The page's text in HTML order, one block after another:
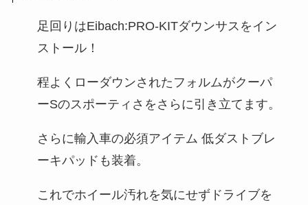
足回りはEibach:PRO-KITダウンサスをイン
ストール！
程よくローダウンされたフォルムがクーパ
ーSのスポーティさをさらに引き立てます。
さらに輸入車の必須アイテム 低ダストブレ
ーキパッドも装着。
これでホイール汚れを気にせずドライブを